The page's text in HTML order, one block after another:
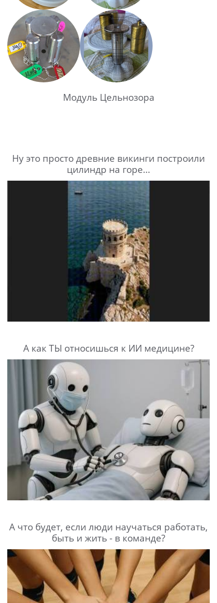
Модуль Цельнозора
Ну это просто древние викинги построили
цилиндр на горе...
А как ТЫ относишься к ИИ медицине?
А что будет, если люди научаться работать,
быть и жить - в команде?